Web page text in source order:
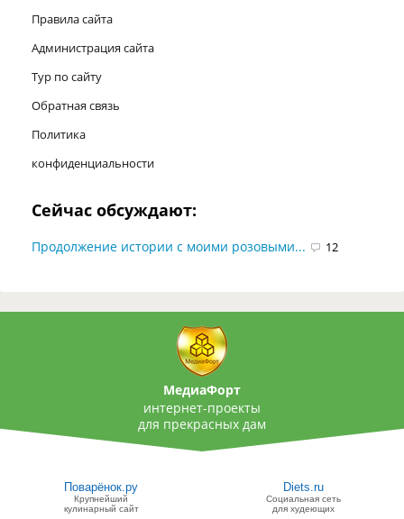
Правила сайта
Администрация сайта
Тур по сайту
Обратная связь
Политика
конфиденциальности
Сейчас обсуждают:
Продолжение истории с моими розовыми... 12
МедиаФорт
интернет-проекты
для прекрасных дам
Поварёнок.ру
Крупнейший
кулинарный сайт
Diets.ru
Социальная сеть
для худеющих